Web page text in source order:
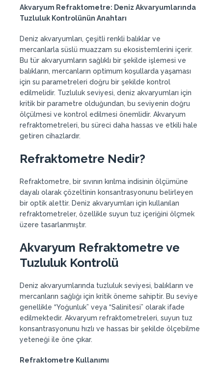
Akvaryum Refraktometre: Deniz Akvaryumlarında
Tuzluluk Kontrolünün Anahtarı
Deniz akvaryumları, çeşitli renkli balıklar ve
mercanlarla süslü muazzam su ekosistemlerini içerir.
Bu tür akvaryumların sağlıklı bir şekilde işlemesi ve
balıkların, mercanların optimum koşullarda yaşaması
için su parametreleri doğru bir şekilde kontrol
edilmelidir. Tuzluluk seviyesi, deniz akvaryumları için
kritik bir parametre olduğundan, bu seviyenin doğru
ölçülmesi ve kontrol edilmesi önemlidir. Akvaryum
refraktometreleri, bu süreci daha hassas ve etkili hale
getiren cihazlardır.
Refraktometre Nedir?
Refraktometre, bir sıvının kırılma indisinin ölçümüne
dayalı olarak çözeltinin konsantrasyonunu belirleyen
bir optik alettir. Deniz akvaryumları için kullanılan
refraktometreler, özellikle suyun tuz içeriğini ölçmek
üzere tasarlanmıştır.
Akvaryum Refraktometre ve
Tuzluluk Kontrolü
Deniz akvaryumlarında tuzluluk seviyesi, balıkların ve
mercanların sağlığı için kritik öneme sahiptir. Bu seviye
genellikle “Yoğunluk” veya “Salinitesi” olarak ifade
edilmektedir. Akvaryum refraktometreleri, suyun tuz
konsantrasyonunu hızlı ve hassas bir şekilde ölçebilme
yeteneği ile öne çıkar.
Refraktometre Kullanımı